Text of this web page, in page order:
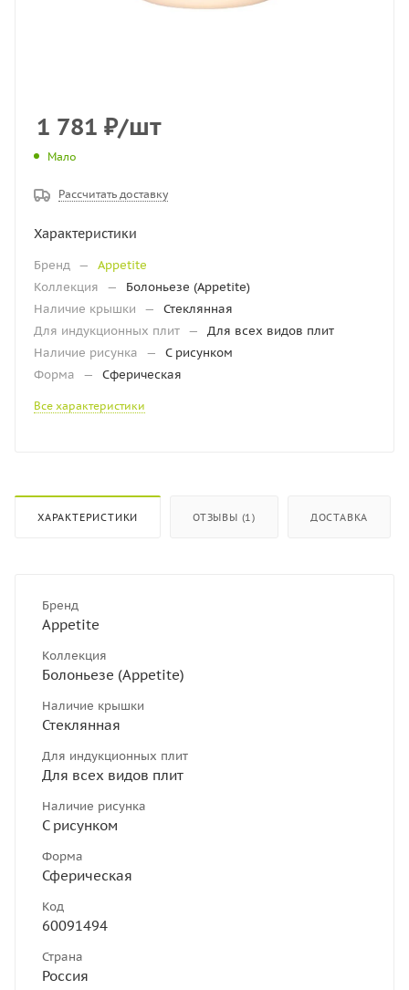
1 781 ₽/шт
Мало
Рассчитать доставку
Характеристики
Бренд —
Appetite
Коллекция
—
Болоньезе (Appetite)
Наличие крышки
—
Стеклянная
Для индукционных плит —
Для всех видов плит
Наличие рисунка
—
С рисунком
Форма
— Сферическая
Все характеристики
ХАРАКТЕРИСТИКИ ОТЗЫВЫ (1) ДОСТАВКА
Бренд
Appetite
Коллекция
Болоньезе (Appetite)
Наличие крышки
Стеклянная
Для индукционных плит
Для всех видов плит
Наличие рисунка
С рисунком
Форма
Сферическая
Код
60091494
Страна
Россия